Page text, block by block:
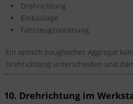
Drehrichtung
Einbaulage
Fahrzeugzuordnung
Ein optisch baugleiches Aggregat
Drehrichtung unterscheiden und
10. Drehrichtung im